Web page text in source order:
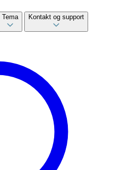
Tema Kontakt og support